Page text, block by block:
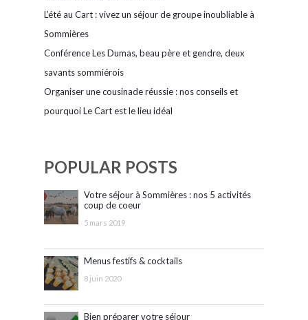
L’été au Cart : vivez un séjour de groupe inoubliable à
Sommières
Conférence Les Dumas, beau père et gendre, deux
savants sommiérois
Organiser une cousinade réussie : nos conseils et
pourquoi Le Cart est le lieu idéal
POPULAR POSTS
Votre séjour à Sommières : nos 5 activités
coup de coeur
5 mars 2019
Menus festifs & cocktails
8 juin 2020
Bien préparer votre séjour